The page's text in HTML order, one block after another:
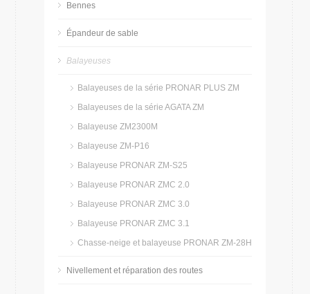
Bennes
Épandeur de sable
Balayeuses
Balayeuses de la série PRONAR PLUS ZM
Balayeuses de la série AGATA ZM
Balayeuse ZM2300M
Balayeuse ZM-P16
Balayeuse PRONAR ZM-S25
Balayeuse PRONAR ZMC 2.0
Balayeuse PRONAR ZMC 3.0
Balayeuse PRONAR ZMC 3.1
Chasse-neige et balayeuse PRONAR ZM-28H
Nivellement et réparation des routes